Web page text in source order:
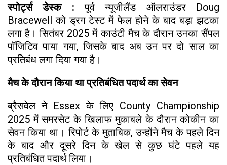
स्पोर्ट्स डेस्क :पूर्व न्यूजीलैंड ऑलराउंडर Doug
Bracewell को ड्रग टेस्ट में फेल होने के बाद बड़ा झटका
लगा है। सितंबर 2025 में काउंटी मैच के दौरान उनका सैंपल
पॉजिटिव पाया गया, जिसके बाद अब उन पर दो साल का
प्रतिबंध लगा दिया गया है।
मैच के दौरान किया था प्रतिबंधित पदार्थ का सेवन
ब्रैसवेल ने Essex के लिए County Championship
2025 में समरसेट के खिलाफ मुकाबले के दौरान कोकीन का
सेवन किया था। रिपोर्ट के मुताबिक, उन्होंने मैच के पहले दिन
के बाद और दूसरे दिन के खेल से कुछ घंटे पहले यह
प्रतिबंधित पदार्थ लिया।